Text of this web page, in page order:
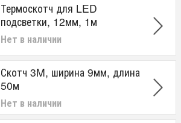
Термоскотч для LED
подсветки, 12мм, 1м
Нет в наличии
Скотч 3M, ширина 9мм, длина
50м
Нет в наличии